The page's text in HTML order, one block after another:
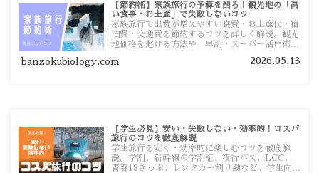
【節約術】家族旅行の予算を削る！観光地の「高
い食事・お土産」で失敗しないコツ
家族旅行で出費が増えやすい食費・お土産代・宿
泊費・交通費を節約するコツを詳しく解説。観光
地価格を避ける方法や、早割・スーパー活用術、
banzokubiology.com 2026.05.13
【学生必見】安い・失敗しない・効率的！コスパ
旅行のコツを徹底解説
学生旅行を安く・効率的に楽しむコツを徹底解
説。学割、新幹線の学割証、夜行バス、LCC、
青春18きっぷ、レンタカー割り勘など、学生向け